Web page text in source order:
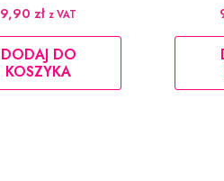
9,90zł z VAT
DODAJ DO
KOSZYKA